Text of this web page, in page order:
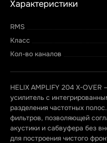
Характеристики
RMS
Класс
Кол-во каналов
HELIX AMPLIFY 204 X-OVER
усилитель с
разделения частотных
фильтров, позволяющей
акустики и сабвуфера без
для построения чистого